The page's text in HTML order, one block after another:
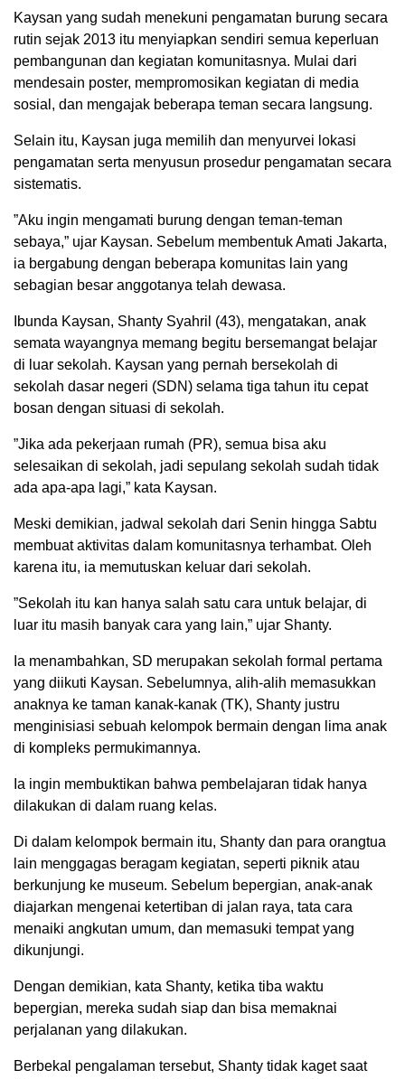
Kaysan yang sudah menekuni pengamatan burung secara
rutin sejak 2013 itu menyiapkan sendiri semua keperluan
pembangunan dan kegiatan komunitasnya. Mulai dari
mendesain poster, mempromosikan kegiatan di media
sosial, dan mengajak beberapa teman secara langsung.
Selain itu, Kaysan juga memilih dan menyurvei lokasi
pengamatan serta menyusun prosedur pengamatan secara
sistematis.
”Aku ingin mengamati burung dengan teman-teman
sebaya,” ujar Kaysan. Sebelum membentuk Amati Jakarta,
ia bergabung dengan beberapa komunitas lain yang
sebagian besar anggotanya telah dewasa.
Ibunda Kaysan, Shanty Syahril (43), mengatakan, anak
semata wayangnya memang begitu bersemangat belajar
di luar sekolah. Kaysan yang pernah bersekolah di
sekolah dasar negeri (SDN) selama tiga tahun itu cepat
bosan dengan situasi di sekolah.
”Jika ada pekerjaan rumah (PR), semua bisa aku
selesaikan di sekolah, jadi sepulang sekolah sudah tidak
ada apa-apa lagi,” kata Kaysan.
Meski demikian, jadwal sekolah dari Senin hingga Sabtu
membuat aktivitas dalam komunitasnya terhambat. Oleh
karena itu, ia memutuskan keluar dari sekolah.
”Sekolah itu kan hanya salah satu cara untuk belajar, di
luar itu masih banyak cara yang lain,” ujar Shanty.
Ia menambahkan, SD merupakan sekolah formal pertama
yang diikuti Kaysan. Sebelumnya, alih-alih memasukkan
anaknya ke taman kanak-kanak (TK), Shanty justru
menginisiasi sebuah kelompok bermain dengan lima anak
di kompleks permukimannya.
Ia ingin membuktikan bahwa pembelajaran tidak hanya
dilakukan di dalam ruang kelas.
Di dalam kelompok bermain itu, Shanty dan para orangtua
lain menggagas beragam kegiatan, seperti piknik atau
berkunjung ke museum. Sebelum bepergian, anak-anak
diajarkan mengenai ketertiban di jalan raya, tata cara
menaiki angkutan umum, dan memasuki tempat yang
dikunjungi.
Dengan demikian, kata Shanty, ketika tiba waktu
bepergian, mereka sudah siap dan bisa memaknai
perjalanan yang dilakukan.
Berbekal pengalaman tersebut, Shanty tidak kaget saat